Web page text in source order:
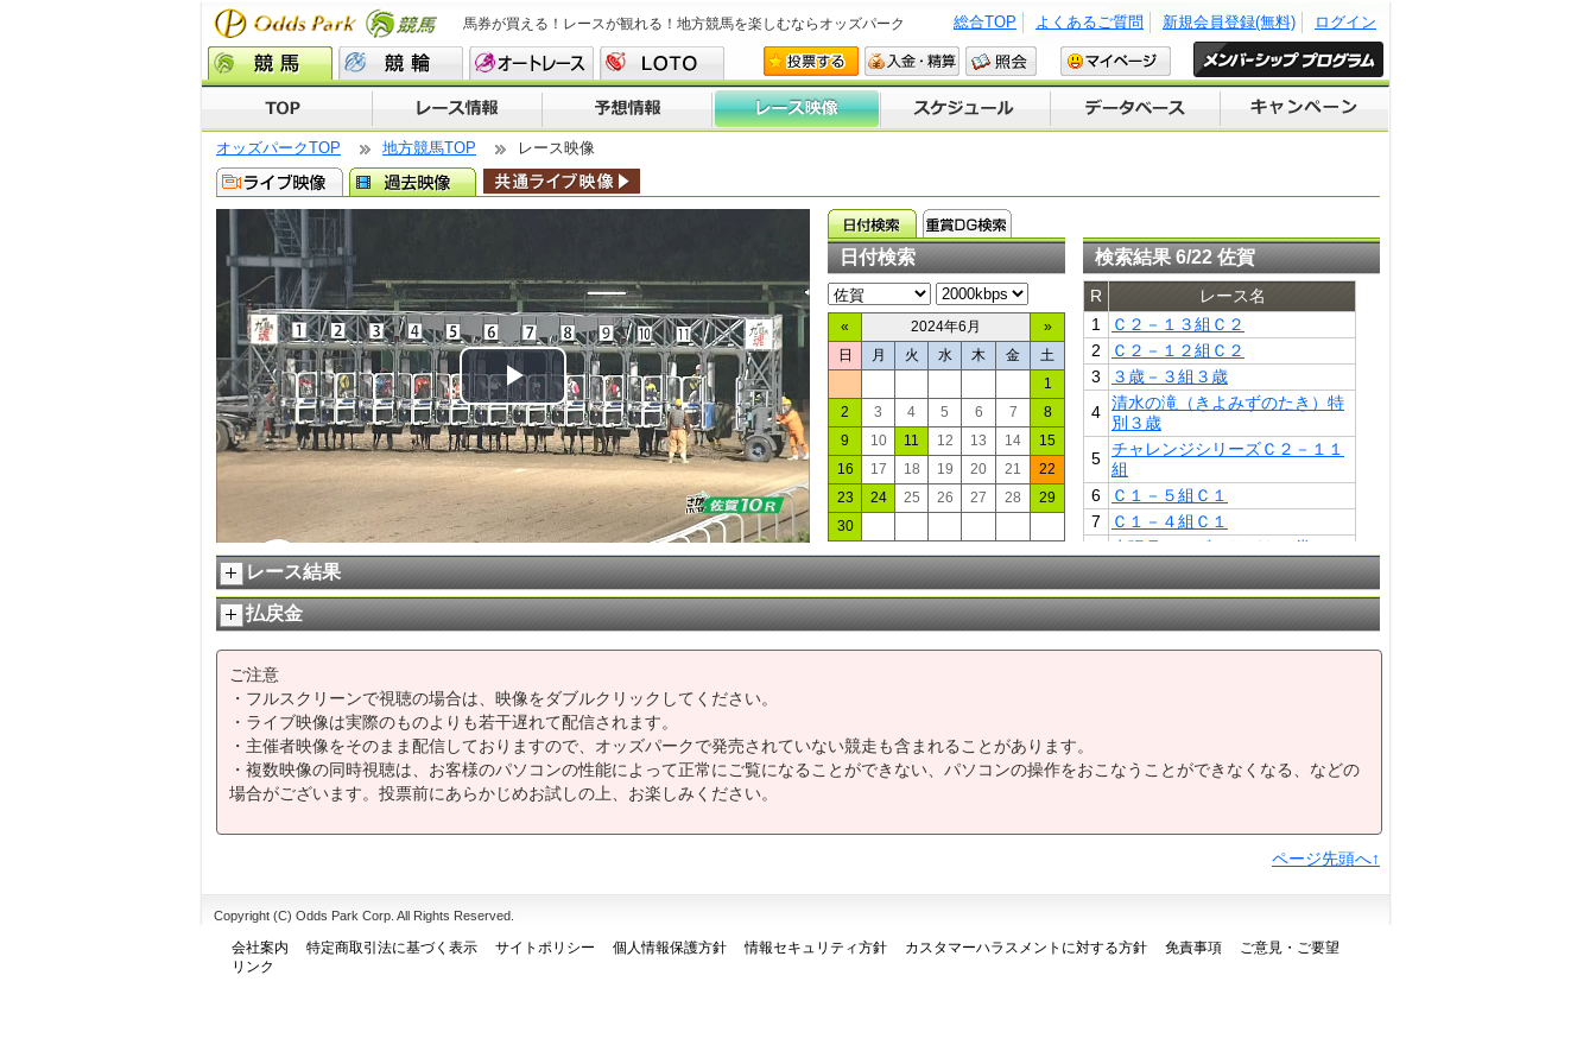
馬券が買える！レースが観れる！地方競馬を楽しむならオッズパーク ログイン
新規会員登録(無料)
よくあるご質問
総合TOP
オッズパークTOP 地方競馬TOP レース映像
Play
Video
日付検索
« 2024年6月
»
日
月 火 水 木 金
土
1
2
3 4 5 6 7
8
9
10 11 12 13 14
15
16
17 18 19 20 21
22
23
24 25 26 27 28
29
30
検索結果 6/22 佐賀
R
レース名
1
Ｃ２－１３組Ｃ２
2
Ｃ２－１２組Ｃ２
3
３歳－３組３歳
4 清水の滝（きよみずのたき）特
別３歳
5 チャレンジシリーズＣ２－１１
組
6
Ｃ１－５組Ｃ１
7
Ｃ１－４組Ｃ１
8
水張月（みずはりづき）賞Ｃ１
－３組
9 ＫＹＵＳＨＵ ＤＲＥＡＭ賞Ｂ
－３組
レース結果
払戻金
ご注意
・フルスクリーンで視聴の場合は、映像をダブルクリックしてください。
・ライブ映像は実際のものよりも若干遅れて配信されます。
・主催者映像をそのまま配信しておりますので、オッズパークで発売されていない競走も含まれることがあります。
・複数映像の同時視聴は、お客様のパソコンの性能によって正常にご覧になることができない、パソコンの操作をおこなうことができなくなる、などの
場合がございます。投票前にあらかじめお試しの上、お楽しみください。
ページ先頭へ↑
Copyright (C) Odds Park Corp. All Rights Reserved.
会社案内 特定商取引法に基づく表示 サイトポリシー 個人情報保護方針 情報セキュリティ方針 カスタマーハラスメントに対する方針 免責事項
ご意見・ご要望
リンク